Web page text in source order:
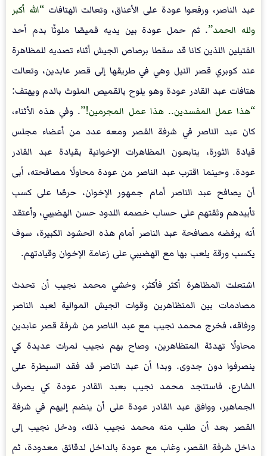
عبد الناصر، ورفعوا عودة على الأعناق، وتعالت الهتافات الله أكبر
ولله الحمد . ثم حمل عودة بين يديه قميصًا ملوثًا بدم أحد
القتيلين اللذين كانا قد سقطا برصاص الجيش أثناء تصديه للمظاهرة
عند كوبري قصر النيل وهي في طريقها إلى قصر عابدين، وتعالت
هتافات عبد القادر عودة وهو يلوح بالقميص الملوث بالدم ويهتف:
هذا عمل المفسدين.. هذا عمل المجرمين! . وفي هذه الأثناء،
كان عبد الناصر في شرفة القصر ومعه عدد من أعضاء مجلس
قيادة الثورة، يتابعون المظاهرات الإخوانية بقيادة عبد القادر
عودة. وحينما اقترب عبد الناصر من عودة محاولًا مصافحته، أبى
أن يصافح عبد الناصر أمام جمهور الإخوان، حرصًا على كسب
تأييدهم وثقتهم على حساب خصمه اللدود حسن الهضيبي، وأعتقد
أنه برفضه مصافحة عبد الناصر أمام هذه الحشود الكبيرة، سوف
يكسب ورقة يلعب بها مع الهضيبي على زعامة الإخوان وقيادتهم.
اشتعلت المظاهرة أكثر فأكثر، وخشي محمد نجيب أن تحدث
مصادمات بين المتظاهرين وقوات الجيش الموالية لعبد الناصر
ورفاقه، فخرج محمد نجيب مع عبد الناصر من شرفة قصر عابدين
محاولًا تهدئة المتظاهرين، وصاح بهم نجيب لمرات عديدة كي
ينصرفوا دون جدوى. وبدا أن عبد الناصر قد فقد السيطرة على
الشارع، فاستنجد محمد نجيب بعبد القادر عودة كي يصرف
الجماهير، ووافق عبد القادر عودة على أن ينضم إليهم في شرفة
القصر بعد أن طلب منه محمد نجيب ذلك، ودخل نجيب إلى
داخل شرفة القصر، وغاب مع عودة بالداخل لدقائق معدودة، ثم